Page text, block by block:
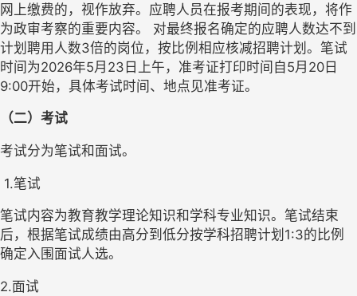
网上缴费的，视作放弃。应聘人员在报考期间的表现，将作
为政审考察的重要内容。 对最终报名确定的应聘人数达不到
计划聘用人数3倍的岗位，按比例相应核减招聘计划。笔试
时间为2026年5月23日上午，准考证打印时间自5月20日
9:00开始，具体考试时间、地点见准考证。
（二）考试
考试分为笔试和面试。
1.笔试
笔试内容为教育教学理论知识和学科专业知识。笔试结束
后，根据笔试成绩由高分到低分按学科招聘计划1:3的比例
确定入围面试人选。
2.面试